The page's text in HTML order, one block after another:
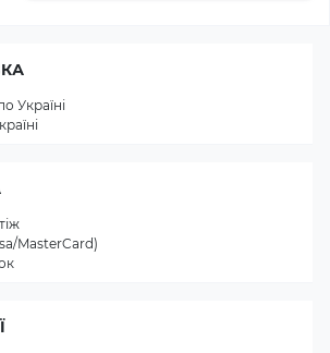
Україні
MasterCard)